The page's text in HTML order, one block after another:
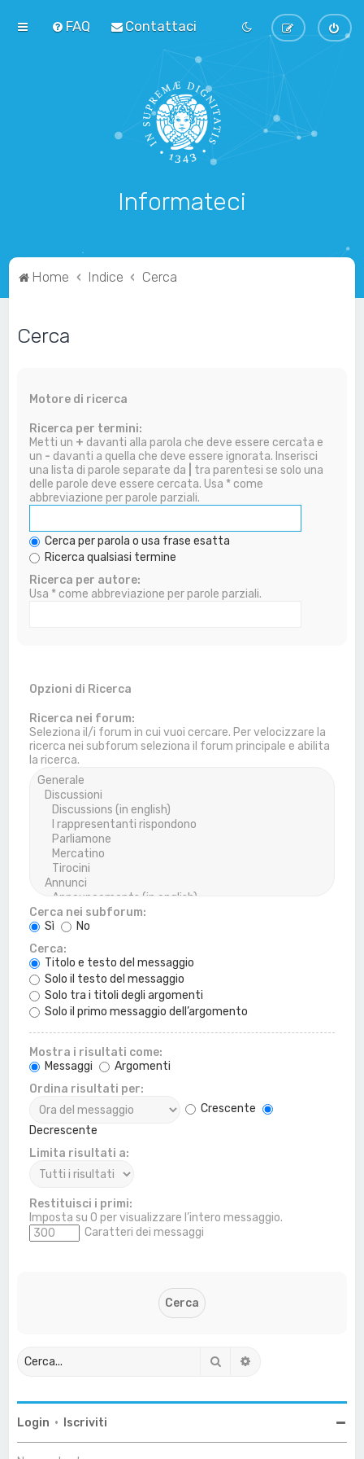
FAQ Contattaci
Informateci
Home Indice Cerca
Cerca
Motore di ricerca
Ricerca per termini:
Metti un + davanti alla parola che deve essere cercata e
un - davanti a quella che deve essere ignorata. Inserisci
una lista di parole separate da
tra parentesi se solo una
delle parole deve essere cercata. Usa * come
abbreviazione per parole parziali.
Cerca per parola o usa frase esatta
Ricerca qualsiasi termine
Ricerca per autore:
Usa * come abbreviazione per parole parziali.
Opzioni di Ricerca
Ricerca nei forum:
Seleziona il/i forum in cui vuoi cercare. Per velocizzare la
ricerca nei subforum seleziona il forum principale e abilita
la ricerca.
Cerca nei subforum:
Sì
No
Cerca:
Titolo e testo del messaggio
Solo il testo del messaggio
Solo tra i titoli degli argomenti
Solo il primo messaggio dell’argomento
Mostra i risultati come:
Messaggi
Argomenti
Ordina risultati per:
Crescente
Decrescente
Limita risultati a:
Restituisci i primi:
Imposta su 0 per visualizzare l’intero messaggio.
Caratteri dei messaggi
Cerca
Login • Iscriviti